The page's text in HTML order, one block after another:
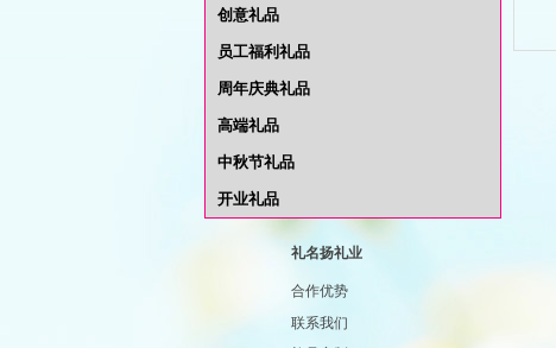
创意礼品
员工福利礼品
周年庆典礼品
高端礼品
中秋节礼品
开业礼品
礼名扬礼业
合作优势
联系我们